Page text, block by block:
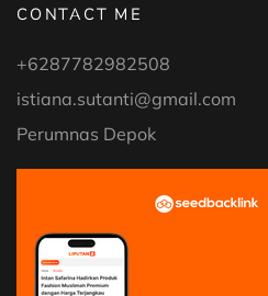
CONTACT ME
+6287782982508
istiana.sutanti@gmail.com
Perumnas Depok